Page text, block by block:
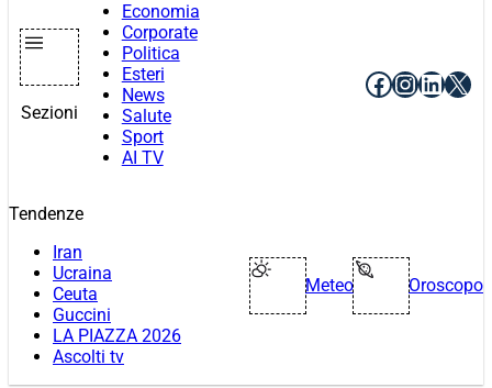
Sezioni
Economia
Corporate
Politica
Esteri
News
Salute
Sport
AI TV
Facebook
X
Tendenze
Iran
Ucraina
Ceuta
Guccini
LA PIAZZA 2026
Ascolti tv
Meteo Oroscopo